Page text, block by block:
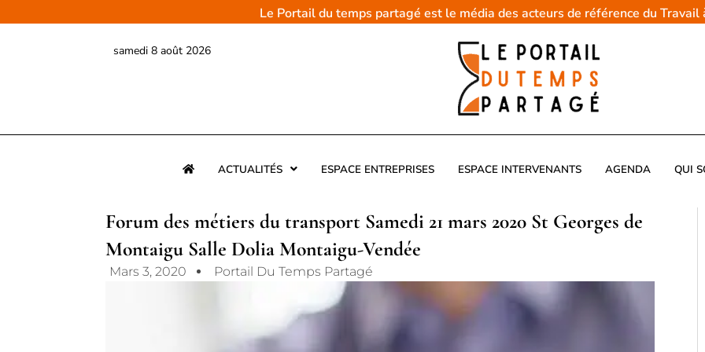
au
Le Portail du temps partagé est le média des acteurs de référence du
samedi 8 août 2026
ACTUALITÉS ESPACE ENTREPRISES ESPACE INTERVENANTS AGENDA QUI
Forum des métiers du transport Samedi 21 mars 2020 St Georges de
Montaigu Salle Dolia Montaigu-Vendée
Mars 3, 2020 Portail Du Temps Partagé